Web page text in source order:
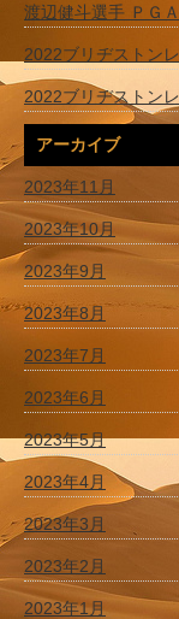
渡辺健斗選手 ＰＧ
2022ブリヂストン
2022ブリヂストン
アーカイブ
2023年11月
2023年10月
2023年9月
2023年8月
2023年7月
2023年6月
2023年5月
2023年4月
2023年3月
2023年2月
2023年1月